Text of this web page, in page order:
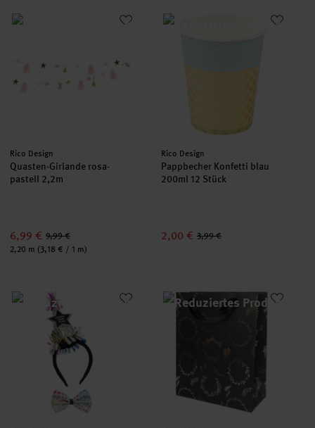
Quasten-Girlande rosa-pastell 2,2m
Hersteller:
Rico Design
Quasten-Girlande rosa-
pastell 2,2m
6,99 € 9,99 €
Inhalt:
2,20 m (3,18 € / 1 m)
Pappbecher Konfetti blau
Hersteller:
Rico Design
Pappbecher Konfetti blau
200ml 12 Stück
2,00 € 3,99 €
Haarreif und Fliege Happy New Year Sterne bunt
Paper Poetry Geschenktüte